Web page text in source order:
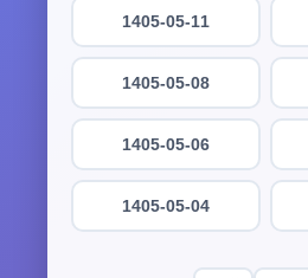
1405-05-11
1405-05-08
1405-05-06
1405-05-04